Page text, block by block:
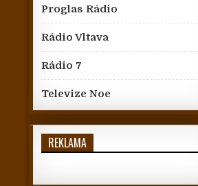
Proglas Rádio
Rádio Vltava
Rádio 7
Televize Noe
REKLAMA